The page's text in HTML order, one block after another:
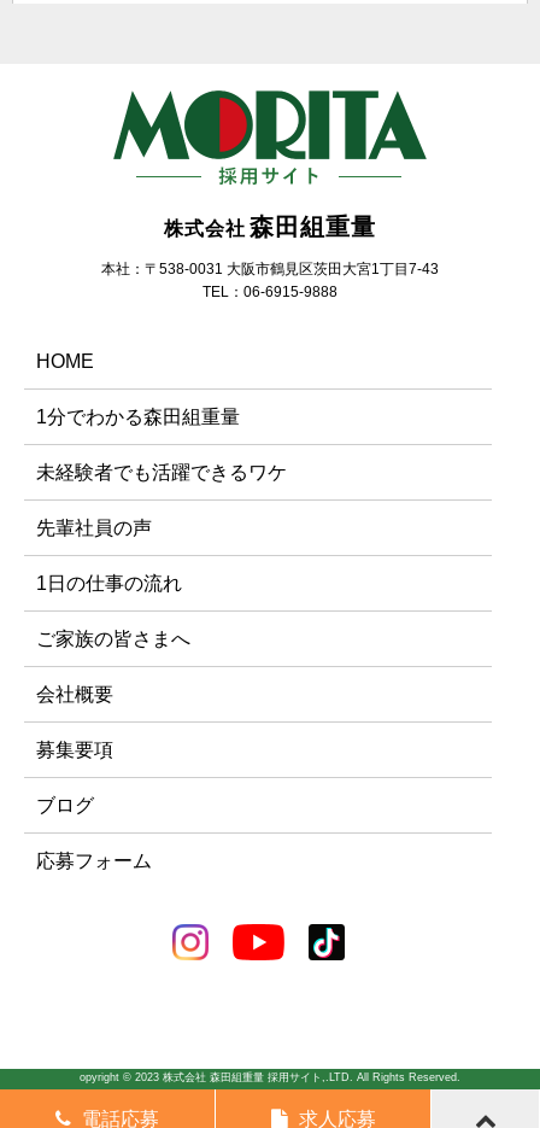
株式会社 森田組重量
本社：〒538-0031 大阪市鶴見区茨田大宮1丁目7-43
TEL：06-6915-9888
HOME
1分でわかる森田組重量
未経験者でも活躍できるワケ
先輩社員の声
1日の仕事の流れ
ご家族の皆さまへ
会社概要
募集要項
ブログ
応募フォーム
opyright © 2023 株式会社 森田組重量 採用サイト,.LTD. All Rights Reserved.
電話応募 求人応募